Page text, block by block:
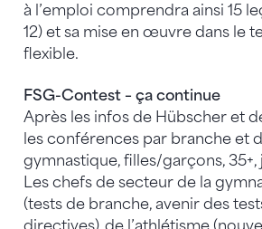
à l’emploi comprendra ainsi 15
12) et sa mise en œuvre dans le
flexible.
FSG-Contest – ça continue
Après les infos de Hübscher et
les conférences par branche et
gymnastique, filles/garçons, 35+,
Les chefs de secteur de la
(tests de branche, avenir des